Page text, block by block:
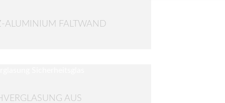
ALUMINIUM FALTWAND
AUS